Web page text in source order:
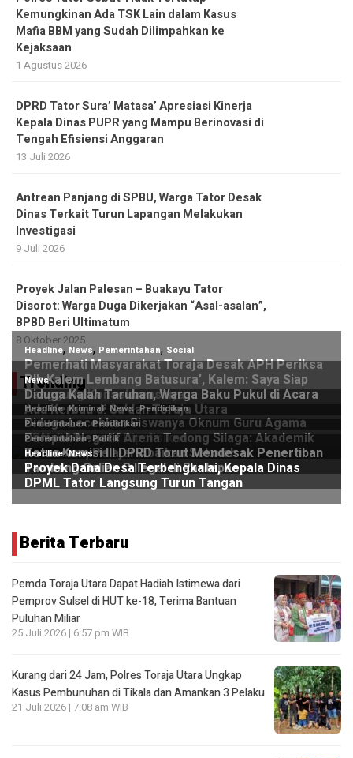
Kemungkinan Ada TSK Lain dalam Kasus
Mafia BBM yang Sudah Dilimpahkan ke
Kejaksaan
1 Agustus 2026
DPRD Tator Sura’ Matasa’ Apresiasi Kinerja
Kepala Dinas PUPR yang Mampu Berinovasi di
Tengah Efisiensi Anggaran
13 Juli 2026
Antrean Panjang di SPBU, Warga Tator Desak
Dinas Terkait Turun Lapangan Melakukan
Investigasi
9 Juli 2026
Proyek Jalan Palesan – Buakayu Tator
Disorot: Warga Duga Dikerjakan “Asal-asalan”,
BPBD Beri Ultimatum
8 Oktober 2025
Trending
Berita Terbaru
Pemda Toraja Utara Dapat Hadiah Istimewa dari
Pemprov Sulsel di HUT ke-18, Terima Bantuan
Puluhan Miliar
25 Juli 2026 | 6:57 pm WIB
Kurang dari 24 Jam, Polres Toraja Utara Ungkap
Kasus Pembunuhan di Tikala dan Amankan 3 Pelaku
21 Juli 2026 | 7:08 am WIB